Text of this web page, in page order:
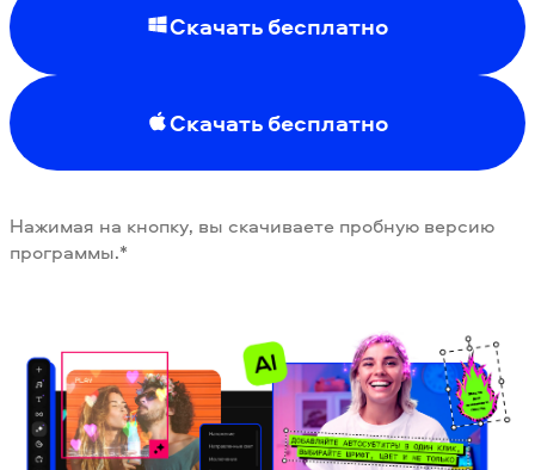
Скачать бесплатно
Скачать бесплатно
Нажимая на кнопку, вы скачиваете пробную версию
программы.*